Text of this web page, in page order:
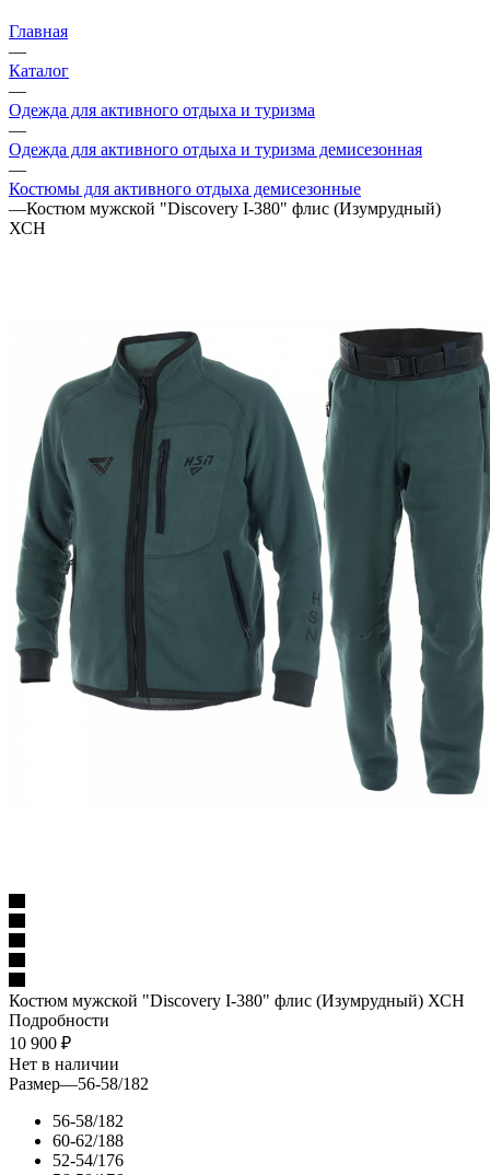
Главная
—
Каталог
—
Одежда для активного отдыха и туризма
—
Одежда для активного отдыха и туризма демисезонная
—
Костюмы для активного отдыха демисезонные
—Костюм мужской "Discovery I-380" флис (Изумрудный)
ХСН
Костюм мужской "Discovery I-380" флис (Изумрудный) ХСН
Подробности
10 900 ₽
Нет в наличии
Размер—56-58/182
56-58/182
60-62/188
52-54/176